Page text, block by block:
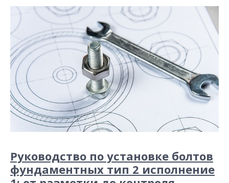
Руководство по установке болтов
фундаментных тип 2 исполнение